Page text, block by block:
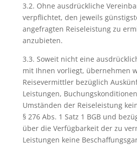
3.2. Ohne ausdrückliche
verpflichtet, den jeweils
angefragten Reiseleistung zu
anzubieten.
3.3. Soweit nicht eine
mit Ihnen vorliegt, übernehmen
Reisevermittler bezüglich
Leistungen,
Umständen der Reiseleistung
§ 276 Abs. 1 Satz 1 BGB und
über die Verfügbarkeit der zu
Leistungen keine